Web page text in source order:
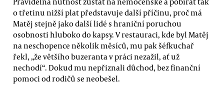
o třetinu nižší plat představuje další příčinu, proč má
Matěj stejně jako další lidé s hraniční poruchou
osobnosti hluboko do kapsy. V restauraci, kde byl Matěj
na neschopence několik měsíců, mu pak šéfkuchař
řekl, „že většího buzeranta v práci nezažil, ať už
nechodí“. Dokud mu nepřiznali důchod, bez finanční
pomoci od rodičů se neobešel.